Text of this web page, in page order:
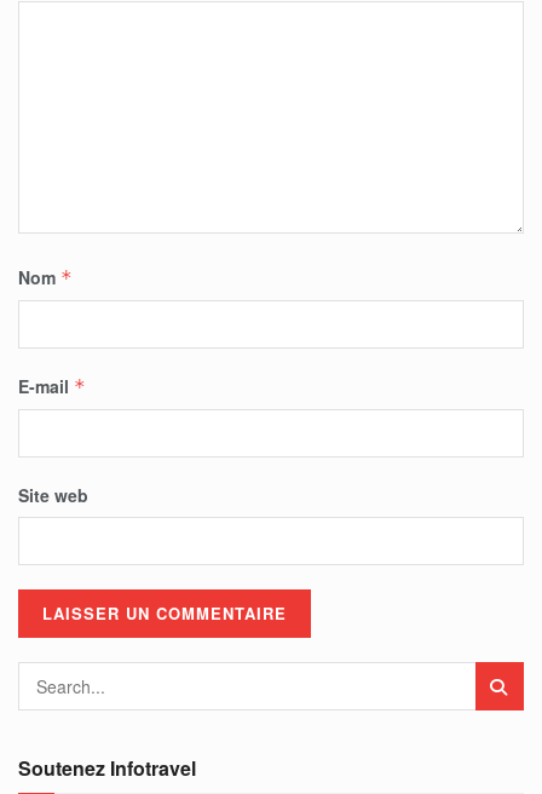
Nom *
E-mail *
Site web
Soutenez Infotravel